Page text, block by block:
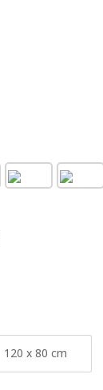
120 x 80 cm